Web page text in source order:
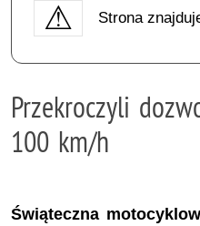
Strona
Przekroczyli
100 km/h
Świąteczna